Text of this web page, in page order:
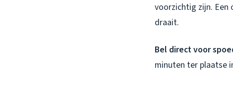
voorzichtig zijn. Een
draait.
Bel direct voor
minuten ter plaatse